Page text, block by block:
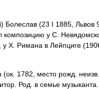
(23 I 1885, Львов 9
композицию у С.
X. Римана в Лейпциге
1782, место рожд. неизв.
Род. в семье